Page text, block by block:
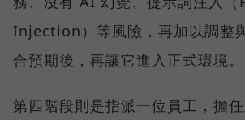
Injection）等風險，再加以調整
合預期後，再讓它進入正式環境。
第四階段則是指派一位員工，擔